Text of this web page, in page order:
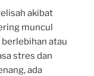
akibat
muncul
atau
stres dan
ada